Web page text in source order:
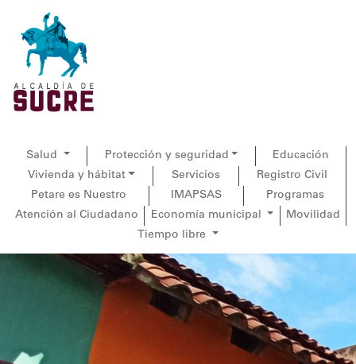
Salud Protección y seguridad
Educación
Vivienda y hábitat
Servicios
Registro Civil
Petare es Nuestro
IMAPSAS
Programas
Atención al Ciudadano
Economía municipal
Movilidad
Tiempo libre